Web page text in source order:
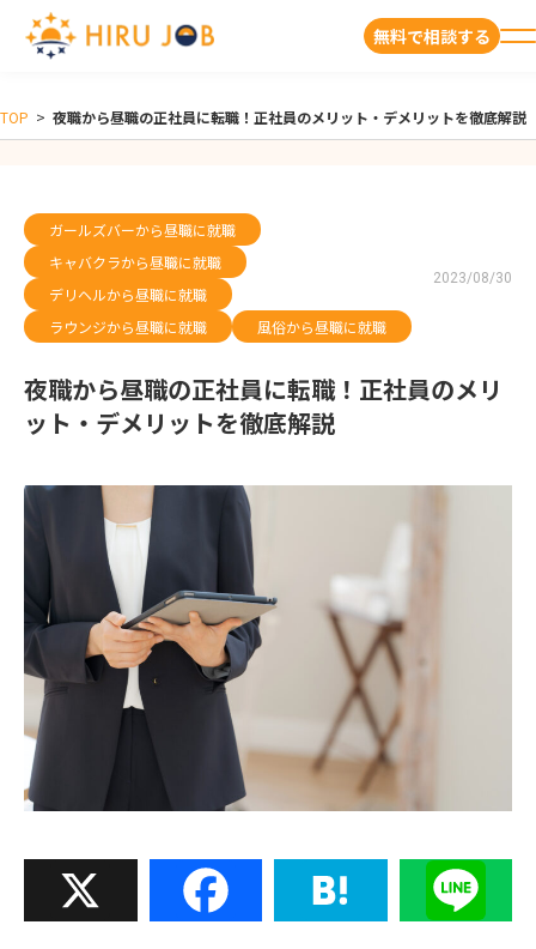
無料で相談する
TOP > 夜職から昼職の正社員に転職！正社員のメリット・デメリットを徹底解説
ガールズバーから昼職に就職
キャバクラから昼職に就職
デリヘルから昼職に就職
ラウンジから昼職に就職
風俗から昼職に就職
2023/08/30
夜職から昼職の正社員に転職！正社員のメリ
ット・デメリットを徹底解説
Facebook Hatena Line